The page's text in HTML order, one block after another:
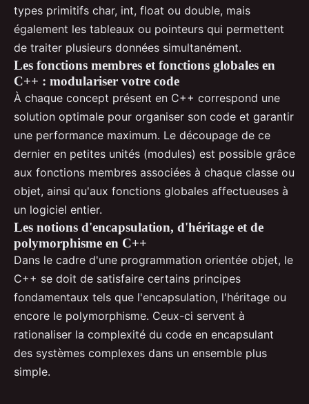
types primitifs char, int, float ou double, mais
également les tableaux ou pointeurs qui permettent
de traiter plusieurs données simultanément.
Les fonctions membres et fonctions globales en
C++ : modulariser votre code
À chaque concept présent en C++ correspond une
solution optimale pour organiser son code et garantir
une performance maximum. Le découpage de ce
dernier en petites unités (modules) est possible grâce
aux fonctions membres associées à chaque classe ou
objet, ainsi qu'aux fonctions globales affectueuses à
un logiciel entier.
Les notions d'encapsulation, d'héritage et de
polymorphisme en C++
Dans le cadre d'une programmation orientée objet, le
C++ se doit de satisfaire certains principes
fondamentaux tels que l'encapsulation, l'héritage ou
encore le polymorphisme. Ceux-ci servent à
rationaliser la complexité du code en encapsulant
des systèmes complexes dans un ensemble plus
simple.